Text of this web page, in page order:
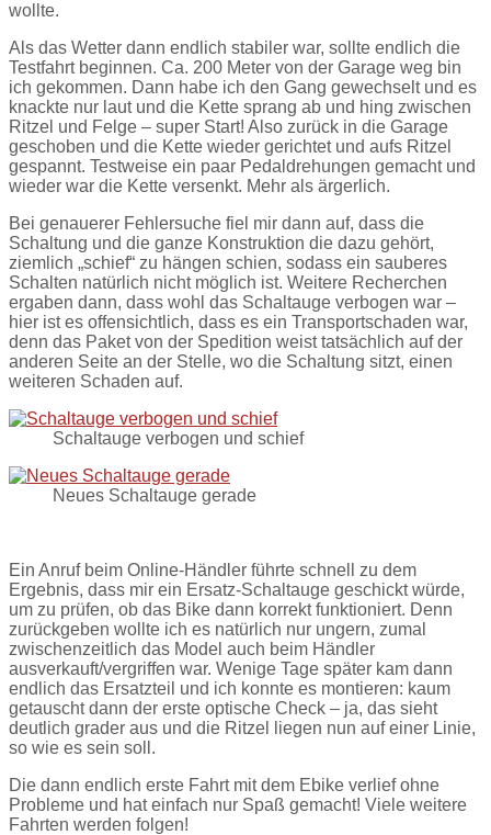
wollte.
Als das Wetter dann endlich stabiler war, sollte endlich die
Testfahrt beginnen. Ca. 200 Meter von der Garage weg bin
ich gekommen. Dann habe ich den Gang gewechselt und es
knackte nur laut und die Kette sprang ab und hing zwischen
Ritzel und Felge – super Start! Also zurück in die Garage
geschoben und die Kette wieder gerichtet und aufs Ritzel
gespannt. Testweise ein paar Pedaldrehungen gemacht und
wieder war die Kette versenkt. Mehr als ärgerlich.
Bei genauerer Fehlersuche fiel mir dann auf, dass die
Schaltung und die ganze Konstruktion die dazu gehört,
ziemlich „schief“ zu hängen schien, sodass ein sauberes
Schalten natürlich nicht möglich ist. Weitere Recherchen
ergaben dann, dass wohl das Schaltauge verbogen war –
hier ist es offensichtlich, dass es ein Transportschaden war,
denn das Paket von der Spedition weist tatsächlich auf der
anderen Seite an der Stelle, wo die Schaltung sitzt, einen
weiteren Schaden auf.
Schaltauge verbogen und schief
Neues Schaltauge gerade
Ein Anruf beim Online-Händler führte schnell zu dem
Ergebnis, dass mir ein Ersatz-Schaltauge geschickt würde,
um zu prüfen, ob das Bike dann korrekt funktioniert. Denn
zurückgeben wollte ich es natürlich nur ungern, zumal
zwischenzeitlich das Model auch beim Händler
ausverkauft/vergriffen war. Wenige Tage später kam dann
endlich das Ersatzteil und ich konnte es montieren: kaum
getauscht dann der erste optische Check – ja, das sieht
deutlich grader aus und die Ritzel liegen nun auf einer Linie,
so wie es sein soll.
Die dann endlich erste Fahrt mit dem Ebike verlief ohne
Probleme und hat einfach nur Spaß gemacht! Viele weitere
Fahrten werden folgen!